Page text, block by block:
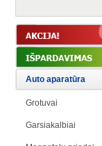
Auto aparatūra
Grotuvai
Garsiakalbiai